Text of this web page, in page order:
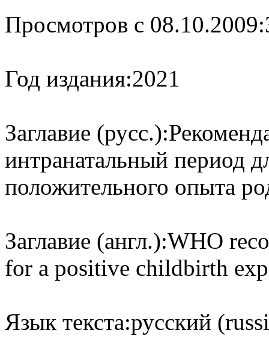
Просмотров с 08.10.2009:
Год издания:2021
Заглавие (русс.):
интранатальный период
положительного опыта
Заглавие (англ.):WHO
for a positive childbirth
Язык текста:русский